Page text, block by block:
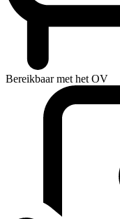
Bereikbaar met het OV